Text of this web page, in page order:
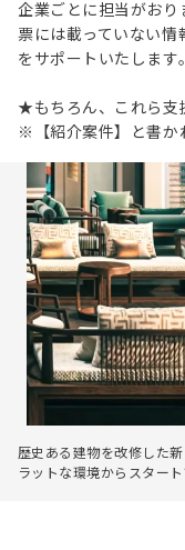
企業ごとに担当がおり
票には載っていない情
をサポートいたします。
★もちろん、これら支
※【紹介案件】と書か
歴史ある建物を改修した
ラットな環境からスタート